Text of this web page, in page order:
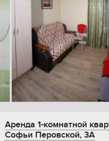
Аренда 1-комнатной
Софьи Перовской, 3А